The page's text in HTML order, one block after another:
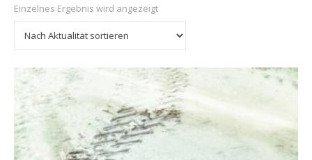
Einzelnes Ergebnis wird angezeigt